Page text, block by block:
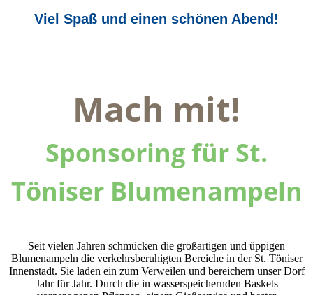
Viel Spaß und einen schönen Abend!
Mach mit!
Sponsoring für St.
Töniser Blumenampeln
Seit vielen Jahren schmücken die großartigen und üppigen
Blumenampeln die verkehrsberuhigten Bereiche in der St. Töniser
Innenstadt. Sie laden ein zum Verweilen und bereichern unser Dorf
Jahr für Jahr. Durch die in wasserspeichernden Baskets